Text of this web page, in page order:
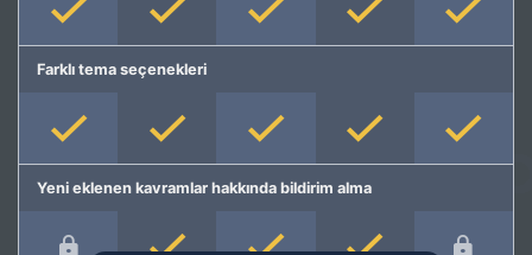
Farklı tema seçenekleri
Yeni eklenen kavramlar hakkında bildirim alma